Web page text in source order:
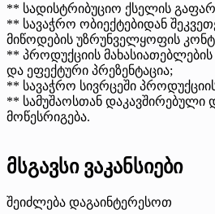
** სადისტრიბუციო ქსელის
** სავაჭრო ობიექტებიდან
მიწოდების უზრუნველყოფის
** პროდუქციის
და ეფექტური პრეზენტაცია;
** სავაჭრო სივრცეში
** სამუშაოსთან დაკავშირებული
მოწესრიგება.
მსგავსი ვაკანსიები
შეიძლება დაგაინტერესოთ